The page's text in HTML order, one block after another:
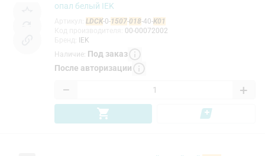
опал белый IEK
LDCK-0-1507-018-40-K01
00-00072002
IEK
Наличие: Под заказ
После авторизации
− +